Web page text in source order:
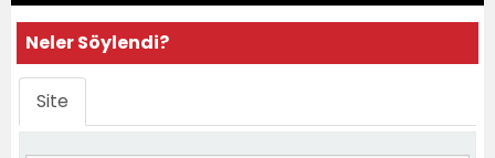
Neler Söylendi?
Site